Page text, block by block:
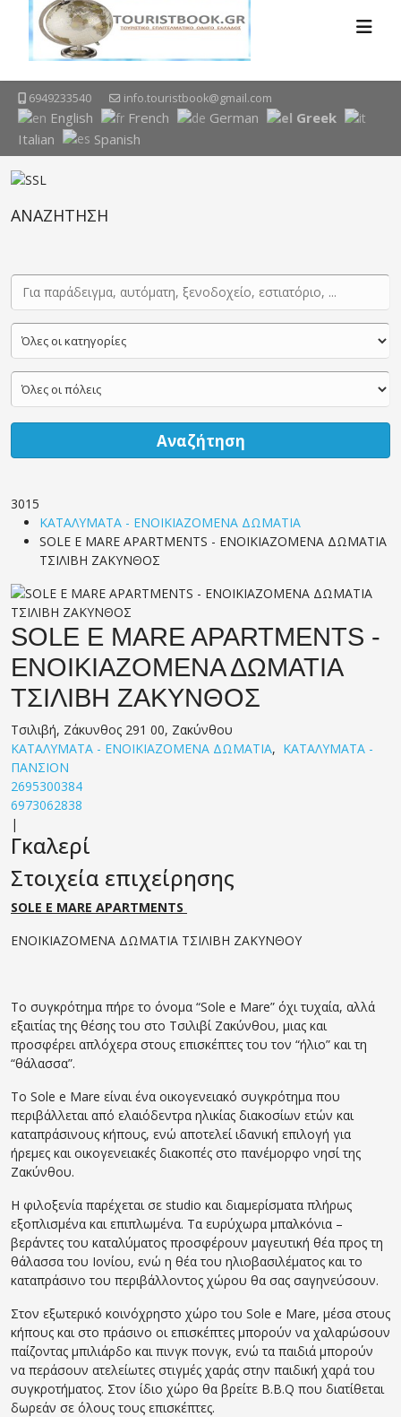
6949233540 info.touristbook@gmail.com
English French German
Greek
Italian
Spanish
ΑΝΑΖΗΤΗΣΗ
Αναζήτηση
3015
ΚΑΤΑΛΥΜΑΤΑ - ΕΝΟΙΚΙΑΖΟΜΕΝΑ ΔΩΜΑΤΙΑ
SOLE E MARE APARTMENTS - ΕΝΟΙΚΙΑΖΟΜΕΝΑ ΔΩΜΑΤΙΑ
ΤΣΙΛΙΒΗ ΖΑΚΥΝΘΟΣ
SOLE E MARE APARTMENTS -
ΕΝΟΙΚΙΑΖΟΜΕΝΑ ΔΩΜΑΤΙΑ
ΤΣΙΛΙΒΗ ΖΑΚΥΝΘΟΣ
Τσιλιβή, Ζάκυνθος 291 00, Ζακύνθου
ΚΑΤΑΛΥΜΑΤΑ - ΕΝΟΙΚΙΑΖΟΜΕΝΑ ΔΩΜΑΤΙΑ, ΚΑΤΑΛΥΜΑΤΑ -
ΠΑΝΣΙΟΝ
2695300384
6973062838
|
Γκαλερί
Στοιχεία επιχείρησης
SOLE E MARE APARTMENTS
ΕΝΟΙΚΙΑΖΟΜΕΝΑ ΔΩΜΑΤΙΑ ΤΣΙΛΙΒΗ ΖΑΚΥΝΘΟΥ
Το συγκρότημα πήρε το όνομα “Sole e Μare” όχι τυχαία, αλλά
εξαιτίας της θέσης του στο Τσιλιβί Ζακύνθου, μιας και
προσφέρει απλόχερα στους επισκέπτες του τον “ήλιο” και τη
“θάλασσα”.
Το Sole e Mare είναι ένα οικογενειακό συγκρότημα που
περιβάλλεται από ελαιόδεντρα ηλικίας διακοσίων ετών και
καταπράσινους κήπους, ενώ αποτελεί ιδανική επιλογή για
ήρεμες και οικογενειακές διακοπές στο πανέμορφο νησί της
Ζακύνθου.
Η φιλοξενία παρέχεται σε studio και διαμερίσματα πλήρως
εξοπλισμένα και επιπλωμένα. Τα ευρύχωρα μπαλκόνια –
βεράντες του καταλύματος προσφέρουν μαγευτική θέα προς τη
θάλασσα του Ιονίου, ενώ η θέα του ηλιοβασιλέματος και το
καταπράσινο του περιβάλλοντος χώρου θα σας σαγηνεύσουν.
Στον εξωτερικό κοινόχρηστο χώρο του Sole e Mare, μέσα στους
κήπους και στο πράσινο οι επισκέπτες μπορούν να χαλαρώσουν
παίζοντας μπιλιάρδο και πινγκ πονγκ, ενώ τα παιδιά μπορούν
να περάσουν ατελείωτες στιγμές χαράς στην παιδική χαρά του
συγκροτήματος. Στον ίδιο χώρο θα βρείτε Β.Β.Q που διατίθεται
δωρεάν σε όλους τους επισκέπτες.